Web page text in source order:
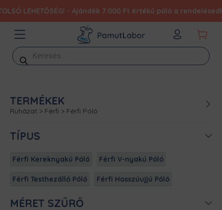
LEHETŐSÉG! - Ajándék 7.000 Ft értékű póló a
Products
search
TERMÉKEK
Ruházat > Férfi > Férfi Póló
TÍPUS
Férfi Kereknyakú Póló Férfi V-nyakú Póló
Férfi Testhezálló Póló Férfi Hosszúujjú Póló
MÉRET SZŰRŐ